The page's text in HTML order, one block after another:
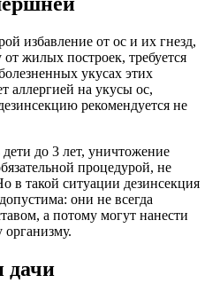
избавление от ос и их гнезд,
жилых построек, требуется
укусах этих
аллергией на укусы ос,
рекомендуется не
дети до 3 лет, уничтожение
процедурой, не
в такой ситуации дезинсекция
они не всегда
а потому могут нанести
дачи